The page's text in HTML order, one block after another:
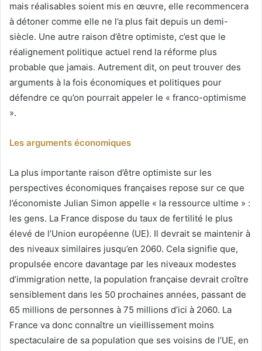
mais réalisables soient mis en œuvre, elle recommencera
à détoner comme elle ne l’a plus fait depuis un demi-
siècle. Une autre raison d’être optimiste, c’est que le
réalignement politique actuel rend la réforme plus
probable que jamais. Autrement dit, on peut trouver des
arguments à la fois économiques et politiques pour
défendre ce qu’on pourrait appeler le « franco-optimisme
».
Les arguments économiques
La plus importante raison d’être optimiste sur les
perspectives économiques françaises repose sur ce que
l’économiste Julian Simon appelle « la ressource ultime » :
les gens. La France dispose du taux de fertilité le plus
élevé de l’Union européenne (UE). Il devrait se maintenir à
des niveaux similaires jusqu’en 2060. Cela signifie que,
propulsée encore davantage par les niveaux modestes
d’immigration nette, la population française devrait croître
sensiblement dans les 50 prochaines années, passant de
65 millions de personnes à 75 millions d’ici à 2060. La
France va donc connaître un vieillissement moins
spectaculaire de sa population que ses voisins de l’UE, en